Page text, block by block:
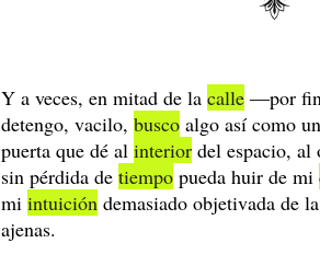
Y a veces, en mitad de la calle―por fin
detengo, vacilo, busco algo así como
puerta que dé al interior del espacio, al
sin pérdida de tiempo pueda huir de mi
mi intuición demasiado objetivada de la
ajenas.